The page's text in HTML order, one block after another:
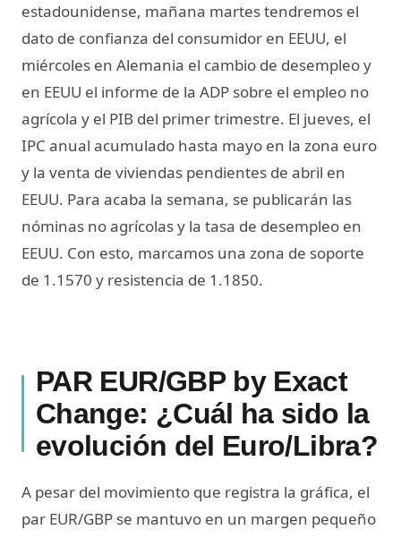
estadounidense, mañana martes tendremos el
dato de confianza del consumidor en EEUU, el
miércoles en Alemania el cambio de desempleo y
en EEUU el informe de la ADP sobre el empleo no
agrícola y el PIB del primer trimestre. El jueves, el
IPC anual acumulado hasta mayo en la zona euro
y la venta de viviendas pendientes de abril en
EEUU. Para acaba la semana, se publicarán las
nóminas no agrícolas y la tasa de desempleo en
EEUU. Con esto, marcamos una zona de soporte
de 1.1570 y resistencia de 1.1850.
PAR EUR/GBP by Exact
Change: ¿Cuál ha sido la
evolución del Euro/Libra?
A pesar del movimiento que registra la gráfica, el
par EUR/GBP se mantuvo en un margen pequeño